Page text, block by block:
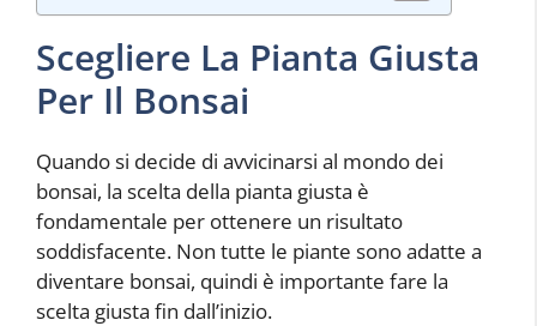
Scegliere La Pianta Giusta
Per Il Bonsai
Quando si decide di avvicinarsi al mondo dei
bonsai, la scelta della pianta giusta è
fondamentale per ottenere un risultato
soddisfacente. Non tutte le piante sono adatte a
diventare bonsai, quindi è importante fare la
scelta giusta fin dall’inizio.